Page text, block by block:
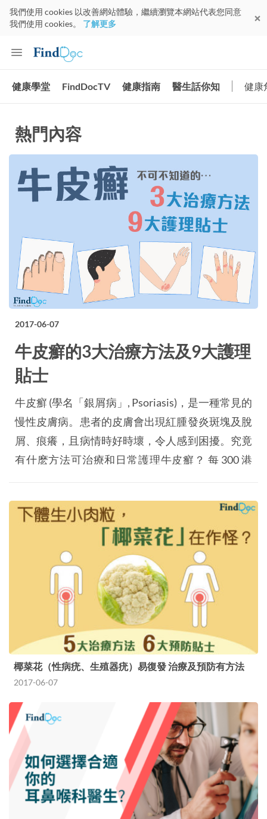
我們使用 cookies 以改善網站體驗，繼續瀏覽本網站代表您同意
我們使用 cookies。 了解更多
健康學堂 FindDocTV 健康指南 醫生話你知 健康
熱門內容
2017-06-07
牛皮癬的3大治療方法及9大護理
貼士
牛皮癬 (學名「銀屑病」, Psoriasis)，是一種常見的
慢性皮膚病。患者的皮膚會出現紅腫發炎斑塊及脫
屑、痕癢，且病情時好時壞，令人感到困擾。究竟
有什麽方法可治療和日常護理牛皮癬？ 每 300 港
新症 約 5% 至 30% 患者同時有 牛皮癬關節炎 牛皮
癬成因及迷思 牛皮癬 ≠ 癬 在醫學上，「癬」指的
是由於真菌感染而引起的一…
椰菜花（性病疣、生殖器疣）易復發 治療及預防有方法
2017-06-07